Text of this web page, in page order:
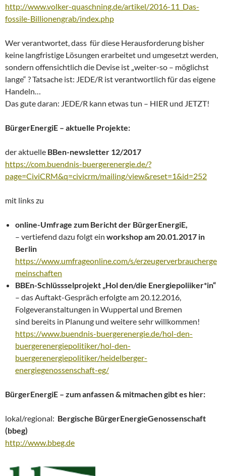
http://www.volker-quaschning.de/artikel/2016-11_Das-
fossile-Billionengrab/index.php
Wer verantwortet, dass für diese Herausforderung bisher
keine langfristige Lösungen erarbeitet und umgesetzt werden,
sondern offensichtlich die Devise ist „weiter-so – möglichst
lange“ ? Tatsache ist: JEDE/R ist verantwortlich für das eigene
Handeln…
Das gute daran: JEDE/R kann etwas tun – HIER und JETZT!
BürgerEnergiE – aktuelle Projekte:
der aktuelle BBen-newsletter 12/2017
https://com.buendnis-buergerenergie.de/?
page=CiviCRM&q=civicrm/mailing/view&reset=1&id=252
mit links zu
online-Umfrage zum Bericht der BürgerEnergiE,
– vertiefend dazu folgt ein workshop am 20.01.2017 in
Berlin
https://www.umfrageonline.com/s/erzeugerverbraucherge
meinschaften
BBEn-Schlüssselprojekt „Hol den/die Energiepoliiker*in“
– das Auftakt-Gespräch erfolgte am 20.12.2016,
Folgeveranstaltungen in Wuppertal und Bremen
sind bereits in Planung und weitere sehr willkommen!
https://www.buendnis-buergerenergie.de/hol-den-
buergerenergiepolitiker/hol-den-
buergerenergiepolitiker/heidelberger-
energiegenossenschaft-eg/
BürgerEnergiE – zum anfassen & mitmachen gibt es hier:
lokal/regional: Bergische BürgerEnergieGenossenschaft
(bbeg)
http://www.bbeg.de